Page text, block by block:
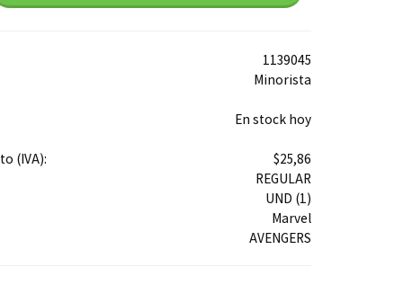
1139045
Minorista
En stock hoy
(IVA):
$25,86
REGULAR
UND (1)
Marvel
AVENGERS